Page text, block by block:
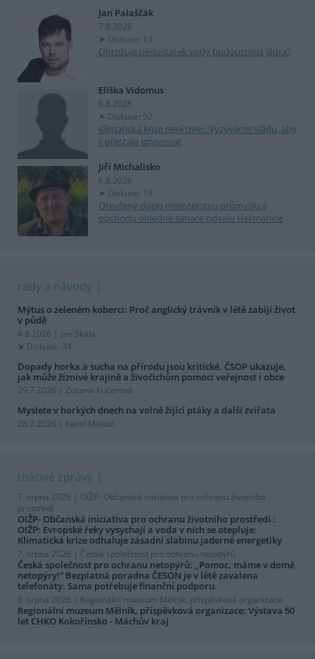
Jan Palaščák
7.8.2026
Diskuse: 13
Ohrožuje nedostatek vody budoucnost jádra?
Eliška Vidomus
6.8.2026
Diskuse: 52
Klimatická krize není over. Vyzýváme vládu, aby
ji přestala ignorovat
Jiří Michalisko
6.8.2026
Diskuse: 19
Otevřený dopis ministerstvu průmyslu a
obchodu ohledně sanace odvalu Heřmanice
rady a návody
Mýtus o zeleném koberci: Proč anglický trávník v létě zabíjí život
v půdě
4.8.2026 | Jan Skala
Diskuse: 34
Dopady horka a sucha na přírodu jsou kritické. ČSOP ukazuje,
jak může žíznivé krajině a živočichům pomoci veřejnost i obce
29.7.2026 | Zuzana Kučerová
Myslete v horkých dnech na volně žijící ptáky a další zvířata
28.7.2026 | Karel Makoň
tiskové zprávy
7. srpna 2026 | OIŽP- Občanská iniciativa pro ochranu životního
prostředí
OIŽP- Občanská iniciativa pro ochranu životního prostředí :
OIŽP: Evropské řeky vysychají a voda v nich se otepluje:
Klimatická krize odhaluje zásadní slabinu jaderné energetiky
7. srpna 2026 | Česká společnost pro ochranu netopýrů
Česká společnost pro ochranu netopýrů: „Pomoc, máme v domě
netopýry!“ Bezplatná poradna ČESON je v létě zavalena
telefonáty. Sama potřebuje finanční podporu.
6. srpna 2026 | Regionální muzeum Mělník, příspěvková organizace
Regionální muzeum Mělník, příspěvková organizace: Výstava 50
let CHKO Kokořínsko - Máchův kraj